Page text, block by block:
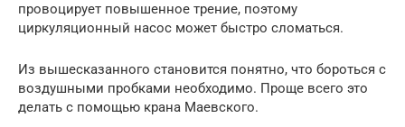
провоцирует повышенное трение, поэтому
циркуляционный насос может быстро сломаться.
Из вышесказанного становится понятно, что бороться с
воздушными пробками необходимо. Проще всего это
делать с помощью крана Маевского.